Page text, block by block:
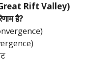
(Great Rift Valley)
है?